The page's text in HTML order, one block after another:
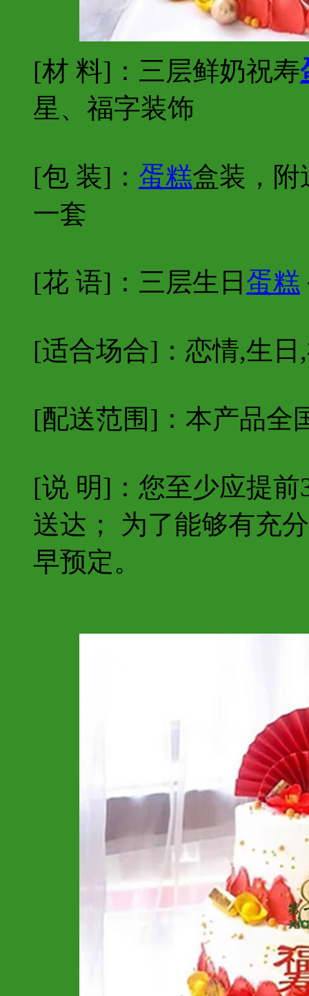
[材 料]：三层鲜奶祝寿
星、福字装饰
[包 装]： 蛋糕盒装，附
一套
[花 语]：三层生日 蛋糕
[适合场合]：恋情,生日
[配送范围]：本产品全
[说 明]：您至少应提
送达； 为了能够有充
早预定。